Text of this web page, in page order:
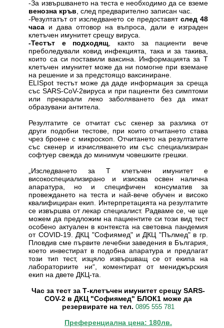
-За извършването на теста е необходимо да се вземе
венозна кръв , след предварително записан час.
-Резултатът от изследването се предоставят след 48
часа и дава отговор на въпроса, дали е изграден
клетъчен имунитет срещу вируса.
-Тестът е подходящ , както за пациенти вече
преболедували ковид инфекцията, така и за такива,
които са си поставили ваксина. Информацията за Т
клетъчен имунитет може да ни помогне при вземане
на решение и за предстоящо ваксиниране.
ELISpot тестът може да даде информация за среща
със SARS-CoV-2вируса и при пациенти без симптоми
или прекарали леко заболяването без да имат
образувани антитела.
Резултатите се отчитат със скенер за разлика от
други подобни тестове, при които отчитането става
чрез броене с микроскоп. Отчитането на резултатите
със скенер и изчисляването им със специализиран
софтуер свежда до минимум човешките грешки.
„Изследването за Т клетъчен имунитет е
високоспециализирано и изисква освен налична
апаратура, но и специфичен консуматив за
провеждането на теста и най-вече обучен и високо
квалифициран екип. Интерпретацията на резултатите
се извършва от лекар специалист. Радваме се, че ще
можем да предложим на пациентите си този вид тест
особено актуален в контекста на световна пандемия
от COVID-19. ДКЦ "Софиямед" и ДКЦ "Пълмед" в гр.
Пловдив сме първите лечебни заведения в България,
което инвестират в подобна апаратура и предлагат
този тип тест, изцяло извършващ се от екипа на
лабораториите ни“, коментират от мениджърския
екип на двете ДКЦ-та.
Час за тест за Т-клетъчен имунитет срещу SARS-
COV-2 в ДКЦ "Софиямед" БЛОК1 може да
резервирате на тел. 0895 555 781
Преференциална цена: 180лв.